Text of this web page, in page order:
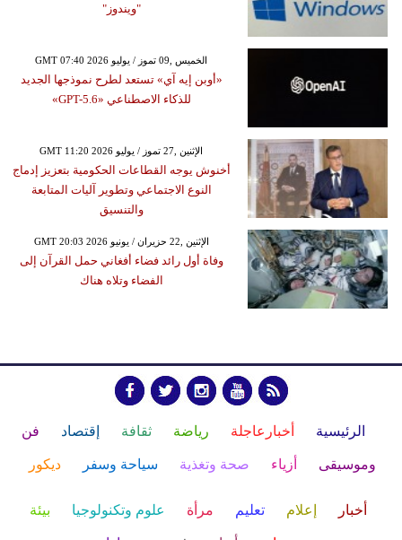
"ويندوز"
GMT 07:40 2026 الخميس ,09 تموز / يوليو
«أوبن إيه آي» تستعد لطرح نموذجها الجديد
للذكاء الاصطناعي «GPT-5.6»
GMT 11:20 2026 الإثنين ,27 تموز / يوليو
أخنوش يوجه القطاعات الحكومية بتعزيز إدماج
النوع الاجتماعي وتطوير آليات المتابعة
والتنسيق
GMT 20:03 2026 الإثنين ,22 حزيران / يونيو
وفاة أول رائد فضاء أفغاني حمل القرآن إلى
الفضاء وتلاه هناك
الرئيسية أخبارعاجلة رياضة ثقافة إقتصاد فن
وموسيقى أزياء صحة وتغذية سياحة وسفر ديكور
أخبار إعلام تعليم مرأة علوم وتكنولوجيا بيئة